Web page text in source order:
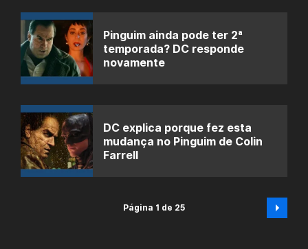
Pinguim ainda pode ter 2ª
temporada? DC responde
novamente
DC explica porque fez esta
mudança no Pinguim de Colin
Farrell
Página 1 de 25